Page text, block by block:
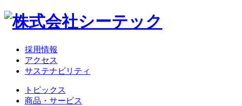
採用情報
アクセス
サステナビリティ
トピックス
商品・サービス